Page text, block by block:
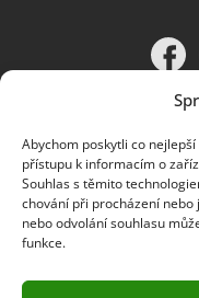
Abychom poskytli co
přístupu k informacím o
Souhlas s těmito
chování při procházení
nebo odvolání souhlasu
funkce.
Pravidla používání|
Deloitte.cz
© 2026. Více informací
Deloitte označuje jednu či
a přidružené subjekty